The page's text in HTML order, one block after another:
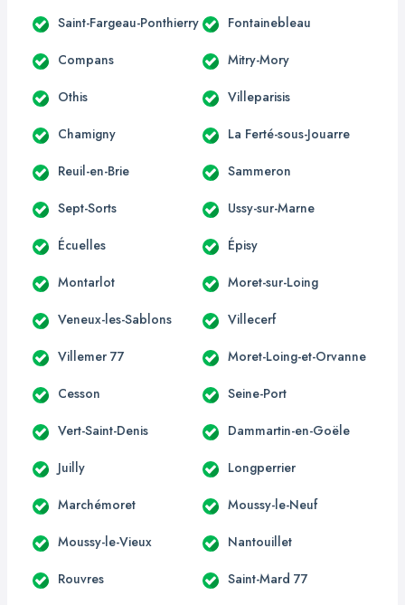
Saint-Fargeau-Ponthierry Fontainebleau
Compans Mitry-Mory
Othis Villeparisis
Chamigny La Ferté-sous-Jouarre
Reuil-en-Brie Sammeron
Sept-Sorts Ussy-sur-Marne
Écuelles Épisy
Montarlot Moret-sur-Loing
Veneux-les-Sablons Villecerf
Villemer 77 Moret-Loing-et-Orvanne
Cesson Seine-Port
Vert-Saint-Denis Dammartin-en-Goële
Juilly Longperrier
Marchémoret Moussy-le-Neuf
Moussy-le-Vieux Nantouillet
Rouvres Saint-Mard 77